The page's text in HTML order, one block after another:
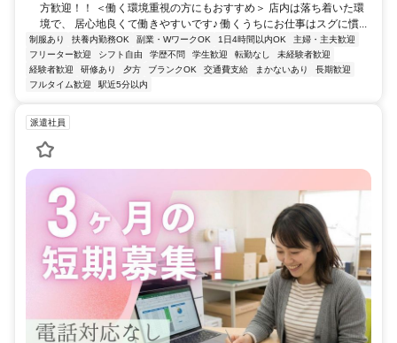
方歓迎！！ ＜働く環境重視の方にもおすすめ＞ 店内は落ち着いた環
境で、 居心地良くて働きやすいです♪ 働くうちにお仕事はスグに慣...
制服あり 扶養内勤務OK 副業・WワークOK 1日4時間以内OK
主婦・主夫歓迎
フリーター歓迎
シフト自由 学歴不問 学生歓迎 転勤なし
未経験者歓迎
経験者歓迎
研修あり 夕方 ブランクOK 交通費支給 まかないあり
長期歓迎
フルタイム歓迎
駅近5分以内
派遣社員